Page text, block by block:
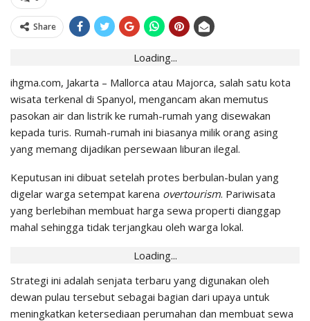
Share
Loading...
ihgma.com, Jakarta – Mallorca atau Majorca, salah satu kota
wisata terkenal di Spanyol, mengancam akan memutus
pasokan air dan listrik ke rumah-rumah yang disewakan
kepada turis. Rumah-rumah ini biasanya milik orang asing
yang memang dijadikan persewaan liburan ilegal.
Keputusan ini dibuat setelah protes berbulan-bulan yang
digelar warga setempat karena overtourism. Pariwisata
yang berlebihan membuat harga sewa properti dianggap
mahal sehingga tidak terjangkau oleh warga lokal.
Loading...
Strategi ini adalah senjata terbaru yang digunakan oleh
dewan pulau tersebut sebagai bagian dari upaya untuk
meningkatkan ketersediaan perumahan dan membuat sewa